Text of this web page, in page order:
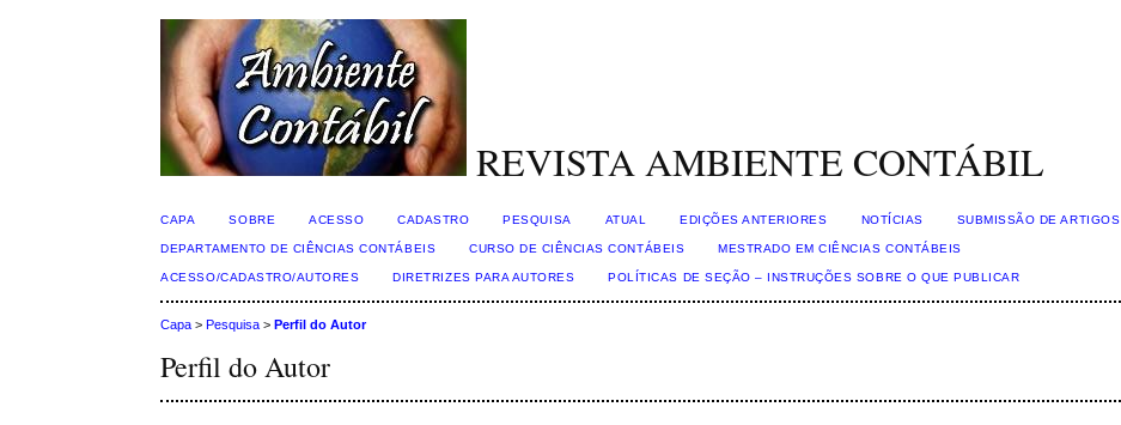
REVISTA AMBIENTE CONTÁBIL
CAPA SOBRE ACESSO CADASTRO PESQUISA ATUAL EDIÇÕES ANTERIORES NOTÍCIAS SUBMISSÃO DE ARTIGOS
DEPARTAMENTO DE CIÊNCIAS CONTÁBEIS CURSO DE CIÊNCIAS CONTÁBEIS MESTRADO EM CIÊNCIAS CONTÁBEIS
ACESSO/CADASTRO/AUTORES DIRETRIZES PARA AUTORES POLÍTICAS DE SEÇÃO – INSTRUÇÕES SOBRE O QUE PUBLICAR
Capa >Pesquisa >Perfil do Autor
Perfil do Autor